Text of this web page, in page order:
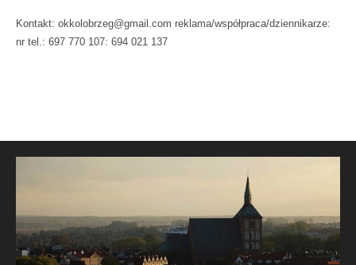
Kontakt: okkolobrzeg@gmail.com reklama/współpraca/dziennikarze:
nr tel.: 697 770 107: 694 021 137